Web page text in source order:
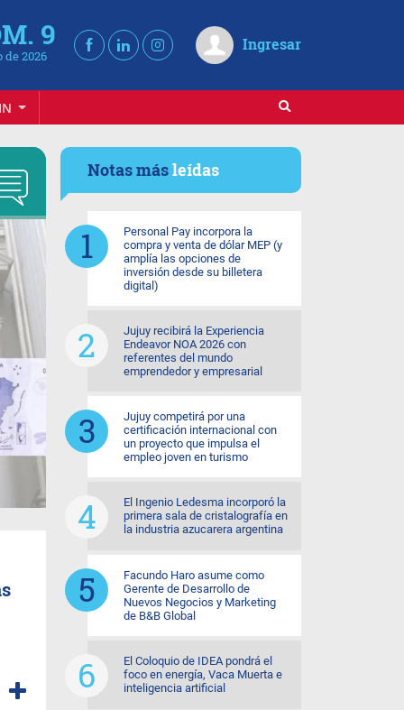
9
de 2026
Ingresar
Notas másleídas
Personal Pay incorpora la
compra y venta de dólar MEP (y
amplía las opciones de
inversión desde su billetera
digital)
Jujuy recibirá la Experiencia
Endeavor NOA 2026 con
referentes del mundo
emprendedor y empresarial
Jujuy competirá por una
certificación internacional con
un proyecto que impulsa el
empleo joven en turismo
El Ingenio Ledesma incorporó la
primera sala de cristalografía en
la industria azucarera argentina
Facundo Haro asume como
Gerente de Desarrollo de
Nuevos Negocios y Marketing
de B&B Global
El Coloquio de IDEA pondrá el
foco en energía, Vaca Muerta e
inteligencia artificial